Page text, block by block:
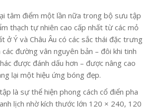
tâm điểm một lần nữa trong bộ sưu tập
thạch tự nhiên cao cấp nhất từ ​​các mỏ
ở Ý và Châu Âu có các sắc thái đặc trưng
các đường vân nguyên bản – đôi khi tinh
được đánh dấu hơn – được nâng cao
lại một hiệu ứng bóng đẹp.
là sự thể hiện phong cách cổ điển pha
lịch nhờ kích thước lớn 120 × 240, 120